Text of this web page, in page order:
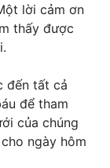
lời cảm ơn
thấy được
đến tất cả
để tham
của chúng
ngày hôm